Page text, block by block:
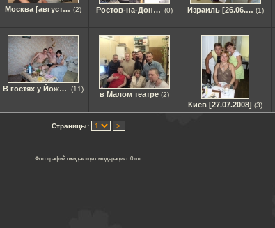
Москва [август 2011] (2) Ростов-на-Дону [12.12.2009] (0) Израиль [26.06.08] (1)
В гостях у Йожега [июль 2011] (11)
в Малом театре (2)
Киев [27.07.2008] (3)
Страницы:
Фотографий ожидающих модерацию: 0 шт.